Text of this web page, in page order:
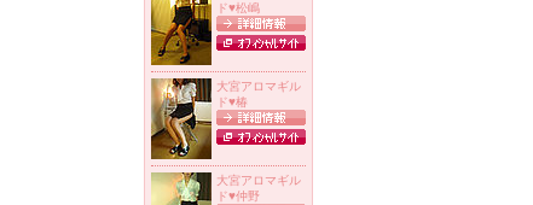
ド♥松嶋
大宮アロマギル
ド♥椿
大宮アロマギル
ド♥仲野